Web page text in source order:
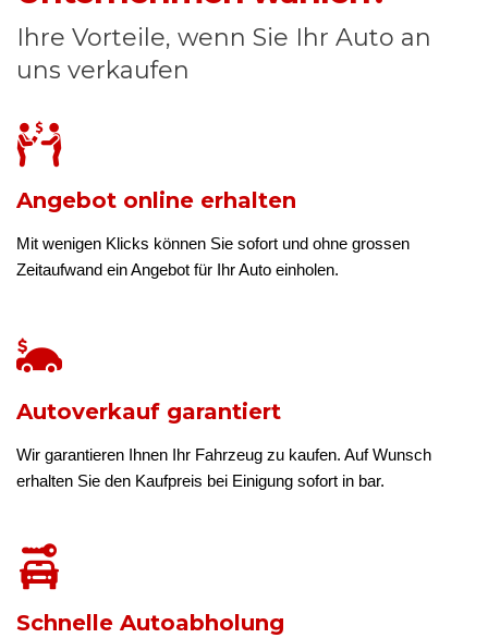
Ihre Vorteile, wenn Sie Ihr Auto an
uns verkaufen
Angebot online erhalten
Mit wenigen Klicks können Sie sofort und ohne grossen
Zeitaufwand ein Angebot für Ihr Auto einholen.
Autoverkauf garantiert
Wir garantieren Ihnen Ihr Fahrzeug zu kaufen. Auf Wunsch
erhalten Sie den Kaufpreis bei Einigung sofort in bar.
Schnelle Autoabholung